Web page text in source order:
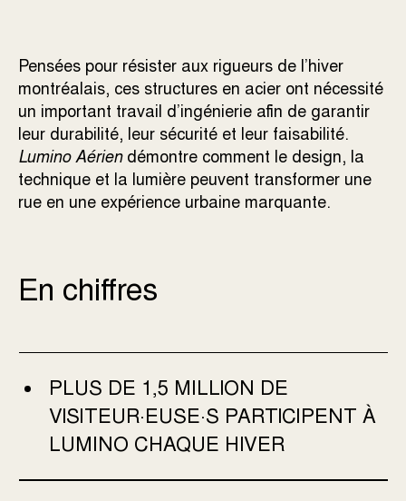
Pensées pour résister aux rigueurs de l’hiver
montréalais, ces structures en acier ont nécessité
un important travail d’ingénierie afin de garantir
leur durabilité, leur sécurité et leur faisabilité.
Lumino Aériendémontre comment le design, la
technique et la lumière peuvent transformer une
rue en une expérience urbaine marquante.
En chiffres
PLUS DE 1,5 MILLION DE
VISITEUR·EUSE·S PARTICIPENT À
LUMINO CHAQUE HIVER